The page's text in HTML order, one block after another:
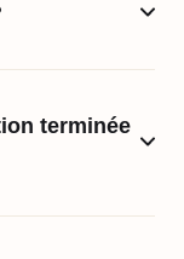
terminée